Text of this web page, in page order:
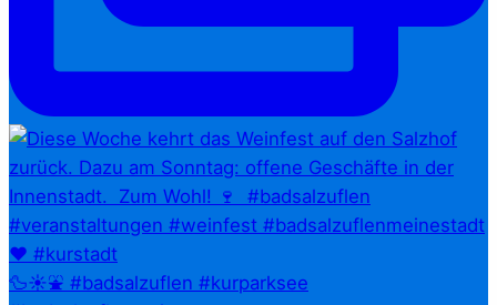
🦆☀️⛲ #badsalzuflen #kurparksee